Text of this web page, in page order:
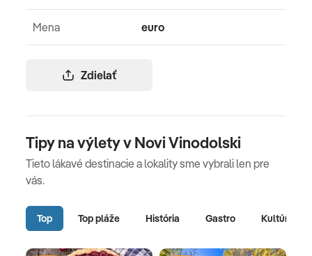
Zdielať
Mena euro
Tipy na výlety v Novi Vinodolski
Tieto lákavé destinacie a lokality sme vybrali len pre
vás.
Top Top pláže História Gastro Kultúra